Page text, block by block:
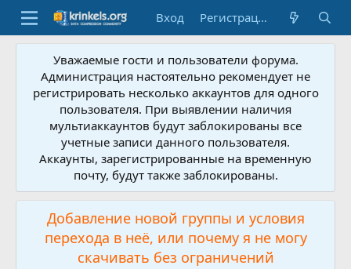
Вход Регистрация
Уважаемые гости и пользователи форума.
Администрация настоятельно рекомендует не
регистрировать несколько аккаунтов для одного
пользователя. При выявлении наличия
мультиаккаунтов будут заблокированы все
учетные записи данного пользователя.
Аккаунты, зарегистрированные на временную
почту, будут также заблокированы.
Добавление новой группы и условия
перехода в неё, или почему я не могу
скачивать без ограничений